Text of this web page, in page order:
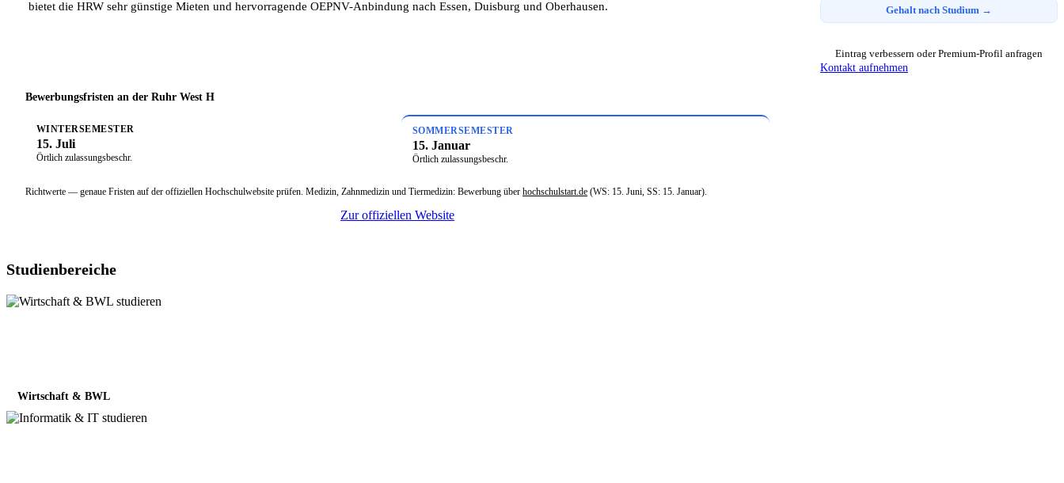
bietet die HRW sehr günstige Mieten und hervorragende OEPNV-Anbindung nach Essen, Duisburg und Oberhausen.
Bewerbungsfristen an der Ruhr West H
WINTERSEMESTER
15. Juli
Örtlich zulassungsbeschr.
SOMMERSEMESTER
15. Januar
Örtlich zulassungsbeschr.
Richtwerte — genaue Fristen auf der offiziellen Hochschulwebsite prüfen. Medizin, Zahnmedizin und Tiermedizin: Bewerbung über hochschulstart.de (WS: 15. Juni, SS: 15. Januar).
Zur offiziellen Website
Studienbereiche
Wirtschaft & BWL
Gehalt nach Studium →
Eintrag verbessern oder Premium-Profil anfragen
Kontakt aufnehmen